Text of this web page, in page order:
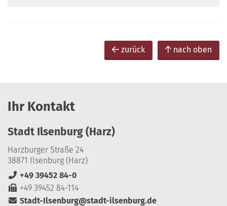
zurück nach oben
Ihr Kontakt
Stadt Ilsenburg (Harz)
Harzburger Straße 24
38871 Ilsenburg (Harz)
+49 39452 84-0
+49 39452 84-114
Stadt-Ilsenburg@stadt-ilsenburg.de